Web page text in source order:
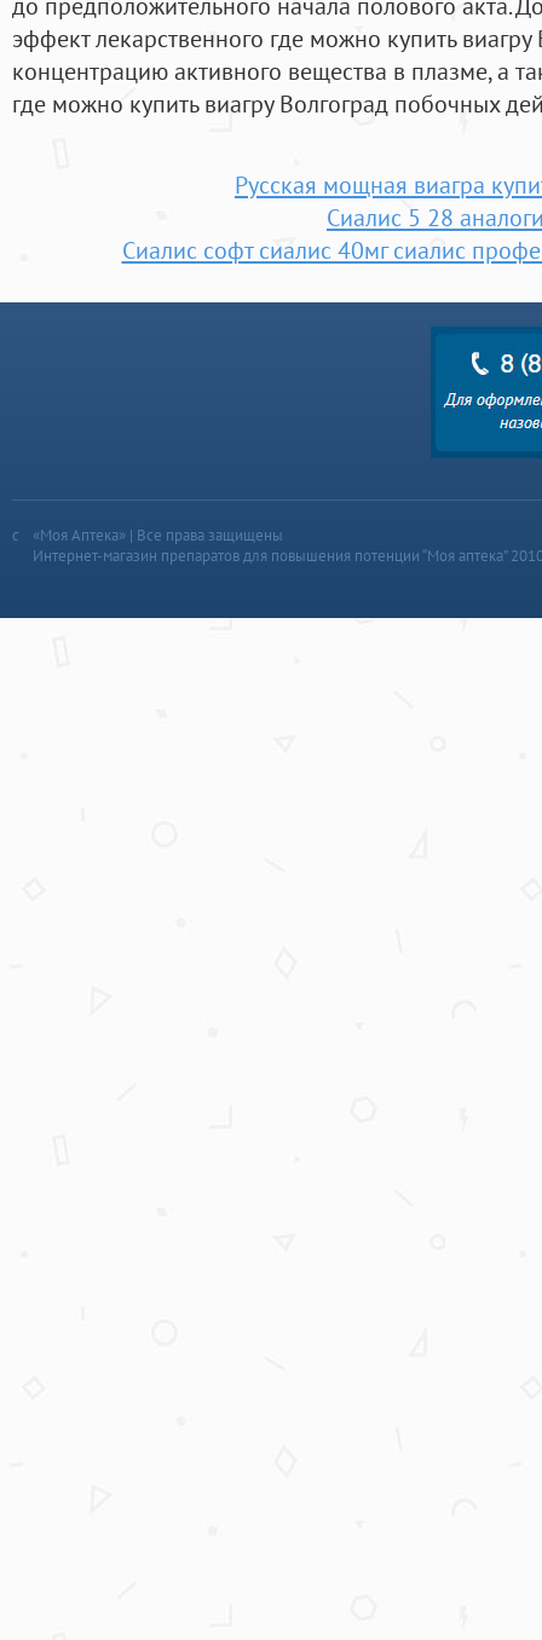
эффект лекарственного где можно купить
концентрацию активного вещества в плазме, а
где можно купить виагру Волгоград побочных
Русская мощная виагра
Сиалис 5 28
Сиалис софт сиалис 40мг сиалис
«Моя Аптека» | Все права защищены
Интернет-магазин препаратов для повышения потенции “Моя аптека”